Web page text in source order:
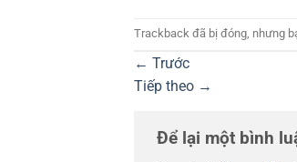
Trackback đã bị đóng, nhưng
← Trước
Tiếp theo →
Để lại một bình